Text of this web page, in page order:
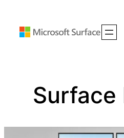
Surface